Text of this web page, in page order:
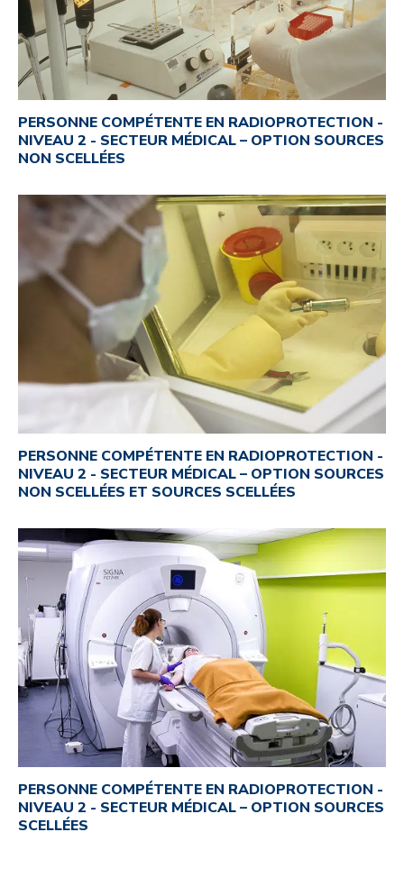
PERSONNE COMPÉTENTE EN RADIOPROTECTION -
NIVEAU 2 - SECTEUR MÉDICAL – OPTION SOURCES
NON SCELLÉES
PERSONNE COMPÉTENTE EN RADIOPROTECTION -
NIVEAU 2 - SECTEUR MÉDICAL – OPTION SOURCES
NON SCELLÉES ET SOURCES SCELLÉES
PERSONNE COMPÉTENTE EN RADIOPROTECTION -
NIVEAU 2 - SECTEUR MÉDICAL – OPTION SOURCES
SCELLÉES